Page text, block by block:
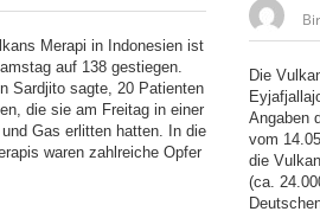
Merapi in Indonesien ist
auf 138 gestiegen.
Sardjito sagte, 20 Patienten
die sie am Freitag in einer
Gas erlitten hatten. In die
waren zahlreiche Opfer
Die
Angaben
vom
die
(ca.